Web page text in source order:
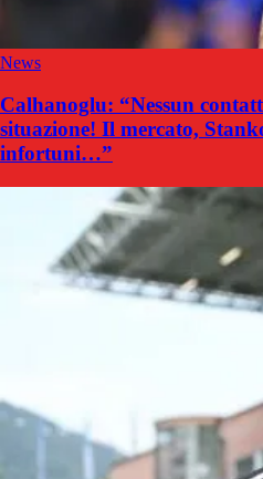
News
Calhanoglu: “Nessun
situazione! Il mercato,
infortuni…”